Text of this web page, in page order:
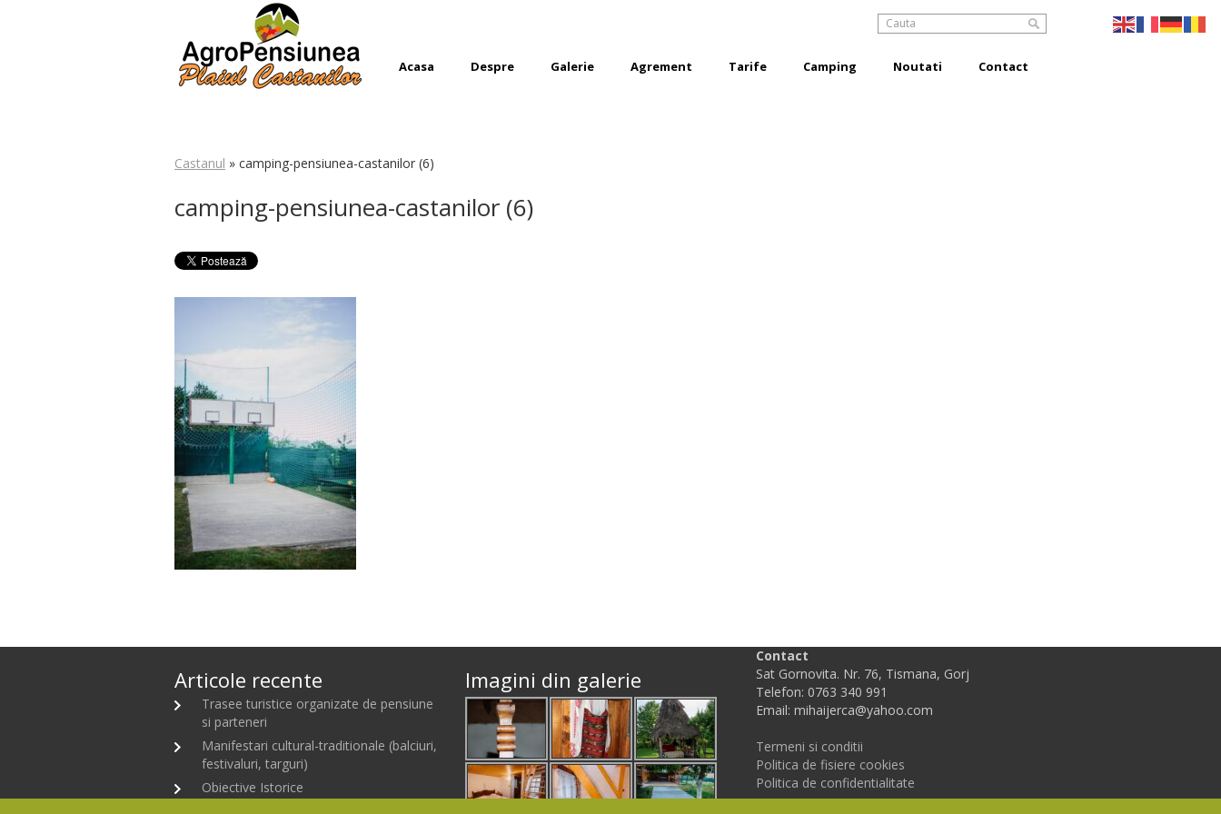
Acasa Despre Galerie Agrement Tarife Camping Noutati Contact
Castanul » camping-pensiunea-castanilor (6)
camping-pensiunea-castanilor (6)
Articole recente
Trasee turistice organizate de pensiune
si parteneri
Manifestari cultural-traditionale (balciuri,
festivaluri, targuri)
Obiective Istorice
Imagini din galerie
Contact
Sat Gornovita. Nr. 76, Tismana, Gorj
Telefon: 0763 340 991
Email: mihaijerca@yahoo.com
Termeni si conditii
Politica de fisiere cookies
Politica de confidentialitate